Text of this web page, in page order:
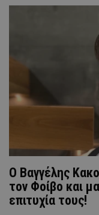
Ο Βαγγέλης
τον Φοίβο και
επιτυχία τους!